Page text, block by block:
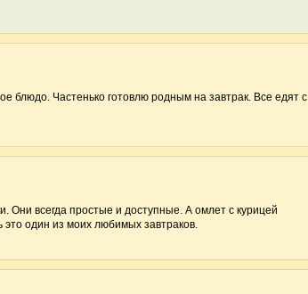
блюдо. Частенько готовлю родным на завтрак. Все едят с
Они всегда простые и доступные. А омлет с курицей
один из моих любимых завтраков.